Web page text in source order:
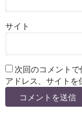
サイト
次回のコメント
アドレス、サイトを